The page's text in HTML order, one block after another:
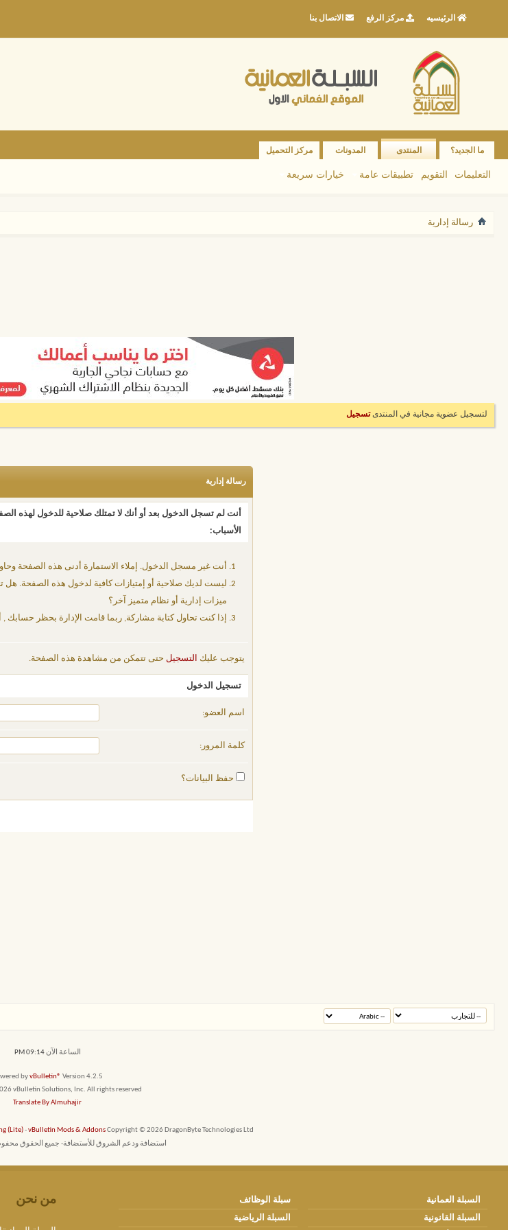
الرئيسيه مركز الرفع الاتصال بنا
ما الجديد؟ المنتدى
التعليمات التقويم تطبيقات عامة خيارات سريعة
المدونات مركز التحميل
رسالة إدارية
لتسجيل عضوية مجانية في المنتدىتسجيل
رسالة إدارية
أنت لم تسجل الدخول بعد أو أنك لا تمتلك صلاحية للدخول لهذه
الأسباب:
أنت غير مسجل الدخول. إملاء الاستمارة أدنى هذه الصفحة
ليست لديك صلاحية أو إمتيازات كافية لدخول هذه الصفحة.
ميزات إدارية أو نظام متميز آخر؟
إذا كنت تحاول كتابة مشاركة, ربما قامت الإدارة بحظر حسابك ,
يتوجب عليك التسجيل حتى تتمكن من مشاهدة هذه الصفحة.
تسجيل الدخول
اسم العضو:
كلمة المرور:
حفظ البيانات؟
الساعة الآن09:14 PM
byvBulletin® Version 4.2.5
vBulletin Solutions, Inc. All rights reserved.
Translate By Almuhajir
(Lite)-vBulletin Mods & AddonsCopyright © 2026 DragonByte Technologies Ltd.
استضافة ودعم الشروق للأستضافة- جميع الحقوق محفوظة
السبلة العمانية
سبلة الوظائف
السبلة القانونية
السبلة الرياضية
من نحن